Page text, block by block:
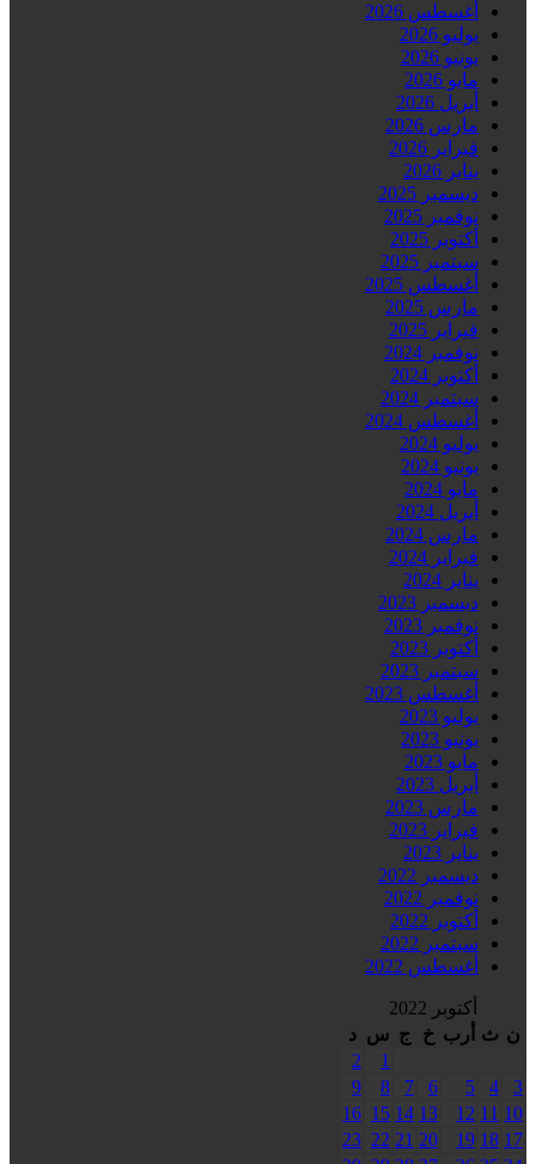
أغسطس 2026
يوليو 2026
يونيو 2026
مايو 2026
أبريل 2026
مارس 2026
فبراير 2026
يناير 2026
ديسمبر 2025
نوفمبر 2025
أكتوبر 2025
سبتمبر 2025
أغسطس 2025
مارس 2025
فبراير 2025
نوفمبر 2024
أكتوبر 2024
سبتمبر 2024
أغسطس 2024
يوليو 2024
يونيو 2024
مايو 2024
أبريل 2024
مارس 2024
فبراير 2024
يناير 2024
ديسمبر 2023
نوفمبر 2023
أكتوبر 2023
سبتمبر 2023
أغسطس 2023
يوليو 2023
يونيو 2023
مايو 2023
أبريل 2023
مارس 2023
فبراير 2023
يناير 2023
ديسمبر 2022
نوفمبر 2022
أكتوبر 2022
سبتمبر 2022
أغسطس 2022
أكتوبر 2022
ن ث أرب خ ج س د
1
2
3
4
5
6
7
8
9
10
11
12
13
14
15
16
17
18
19
20
21
22
23